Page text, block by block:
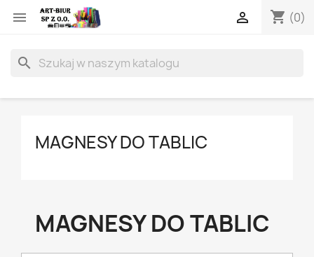
 shopping_cart (0)

search
MAGNESY DO TABLIC
MAGNESY DO TABLIC